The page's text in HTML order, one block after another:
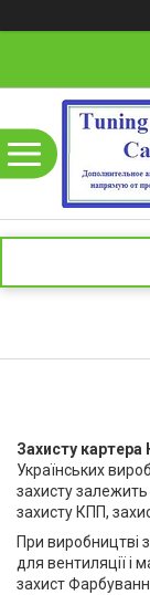
Захисту картера
Українських
захисту
захисту КПП,
При виробництві
для вентиляції і
захист